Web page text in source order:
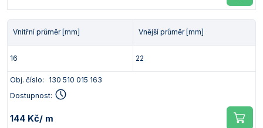
Vnitřní průměr [mm] Vnější průměr [mm]
16 22
Obj. číslo:
130 510 015 163
Dostupnost:
144 Kč/ m